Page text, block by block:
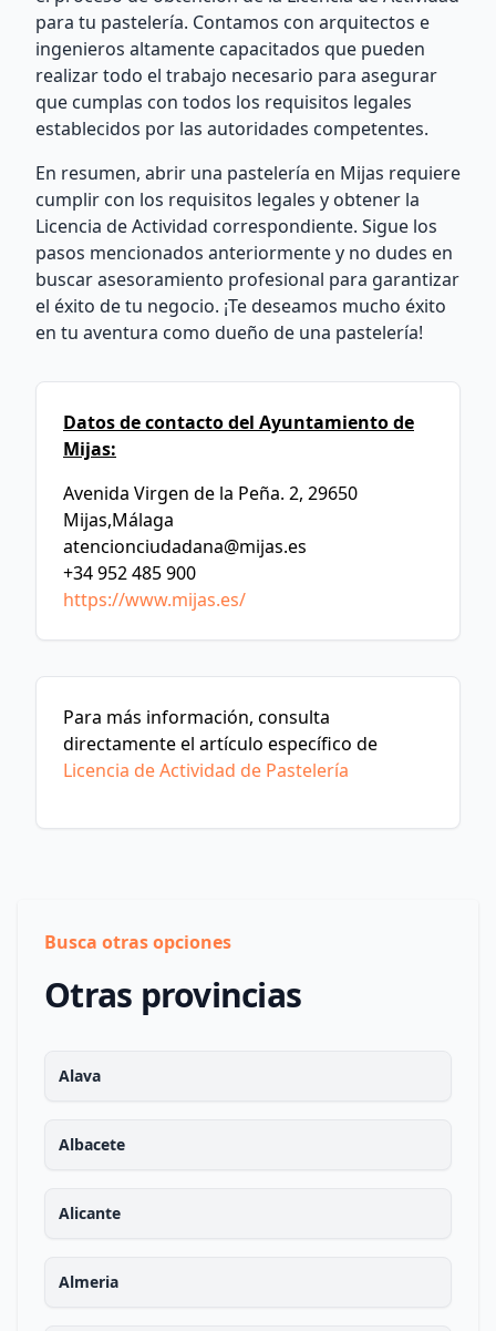
para tu pastelería. Contamos con arquitectos e
ingenieros altamente capacitados que pueden
realizar todo el trabajo necesario para asegurar
que cumplas con todos los requisitos legales
establecidos por las autoridades competentes.
En resumen, abrir una pastelería en Mijas requiere
cumplir con los requisitos legales y obtener la
Licencia de Actividad correspondiente. Sigue los
pasos mencionados anteriormente y no dudes en
buscar asesoramiento profesional para garantizar
el éxito de tu negocio. ¡Te deseamos mucho éxito
en tu aventura como dueño de una pastelería!
Datos de contacto del Ayuntamiento de
Mijas:
Avenida Virgen de la Peña. 2, 29650
Mijas,Málaga
atencionciudadana@mijas.es
+34 952 485 900
https://www.mijas.es/
Para más información, consulta
directamente el artículo específico de
Licencia de Actividad de Pastelería
Busca otras opciones
Otras provincias
Alava
Albacete
Alicante
Almeria